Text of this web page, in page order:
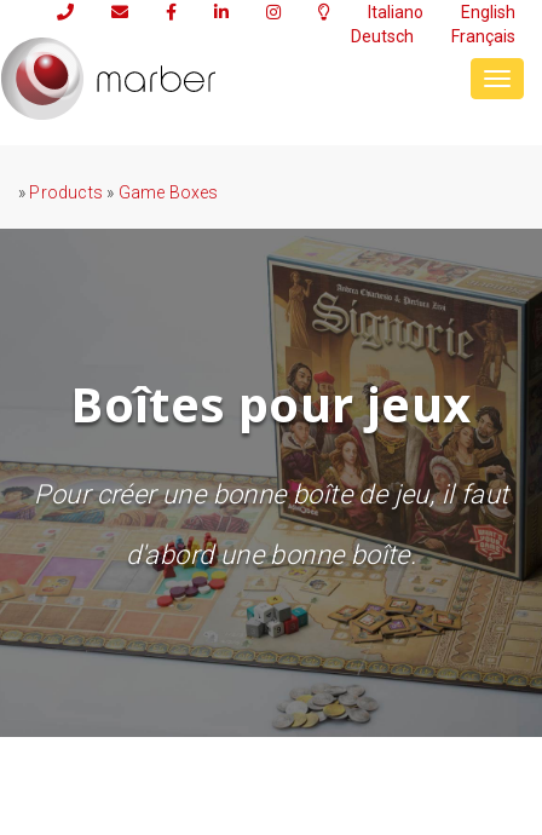
Italiano
English
Deutsch
Français
» Products » Game Boxes
Boîtes pour jeux
Pour créer une bonne boîte de jeu, il faut
d'abord une bonne boîte.